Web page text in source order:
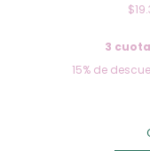
3
15% de